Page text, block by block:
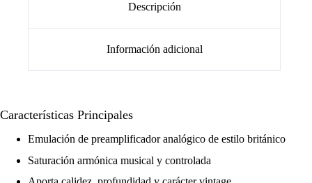
Descripción
Información adicional
Características Principales
Emulación de preamplificador analógico de estilo británico
Saturación armónica musical y controlada